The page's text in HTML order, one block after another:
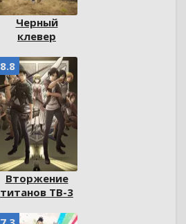
Черный
клевер
8.8
Вторжение
титанов ТВ-3